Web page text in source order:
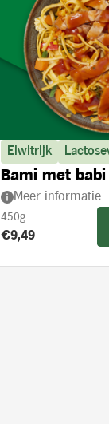
Eiwitrijk
Bami met
Meer informatie
450g
Product prijs:
€9,49